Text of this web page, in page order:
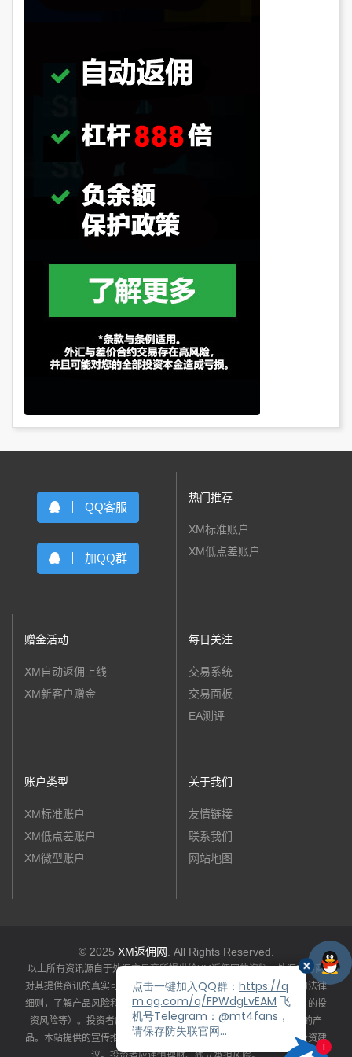
QQ客服
加QQ群
热门推荐
XM标准账户
XM低点差账户
赠金活动
XM自动返佣上线
XM新客户赠金
每日关注
交易系统
交易面板
EA测评
账户类型
XM标准账户
XM低点差账户
XM微型账户
关于我们
友情链接
联系我们
网站地图
© 2025 XM返佣网 . All Rights Reserved.
以上所有资讯源自于外汇交易商所提供给XM返佣网的资料，外汇交易商
对其提供资讯的真实可靠性和完整准确性负责。投资者应详阅产品的法律
细则，了解产品风险和收益特性（包括系统性风险和特定产品所特有的投
资风险等）。投资者应依据自身资产状况、风险承受能力选择适合的产
品。本站提供的宣传推广资讯仅供投资者参考，不构成任何推荐或投资建